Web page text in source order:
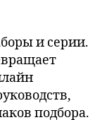
и серии.
подбора.